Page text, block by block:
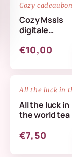
Cozy cadeaubon
Cozy Mssls
digitale
Alleen online
€10,00
All the luck in
the world tea
€7,50